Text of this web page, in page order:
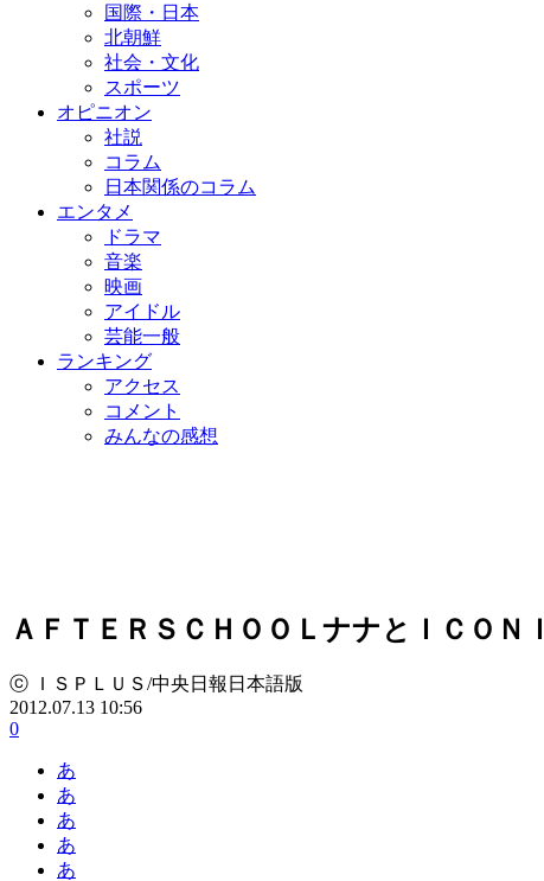
国際・日本
北朝鮮
社会・文化
スポーツ
オピニオン
社説
コラム
日本関係のコラム
エンタメ
ドラマ
音楽
映画
アイドル
芸能一般
ランキング
アクセス
コメント
みんなの感想
ＡＦＴＥＲＳＣＨＯＯＬナナとＩＣＯＮ
ⓒ ＩＳＰＬＵＳ/中央日報日本語版
2012.07.13 10:56
0
あ
あ
あ
あ
あ